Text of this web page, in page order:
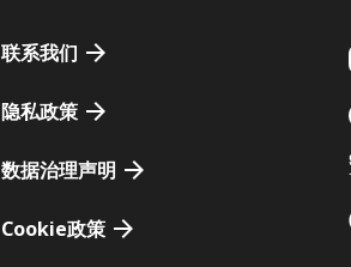
联系我们
隐私政策
数据治理声明
Cookie政策